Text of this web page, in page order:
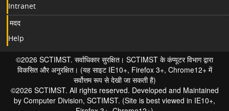
Intranet
मदद
Help
©2026 SCTIMST. सर्वाधिकार सुरक्षित। SCTIMST के कंप्यूटर विभाग द्वारा
विकसित और अनुरक्षित। (यह साइट IE10+, Firefox 3+, Chrome12+ में
सर्वोत्तम रूप से देखी जा सकती है)
©2026 SCTIMST. All rights reserved. Developed and Maintained
by Computer Division, SCTIMST. (Site is best viewed in IE10+,